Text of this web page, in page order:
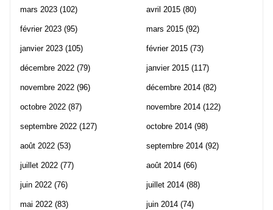
mars 2023 (102)
février 2023 (95)
janvier 2023 (105)
décembre 2022 (79)
novembre 2022 (96)
octobre 2022 (87)
septembre 2022 (127)
août 2022 (53)
juillet 2022 (77)
juin 2022 (76)
mai 2022 (83)
avril 2015 (80)
mars 2015 (92)
février 2015 (73)
janvier 2015 (117)
décembre 2014 (82)
novembre 2014 (122)
octobre 2014 (98)
septembre 2014 (92)
août 2014 (66)
juillet 2014 (88)
juin 2014 (74)